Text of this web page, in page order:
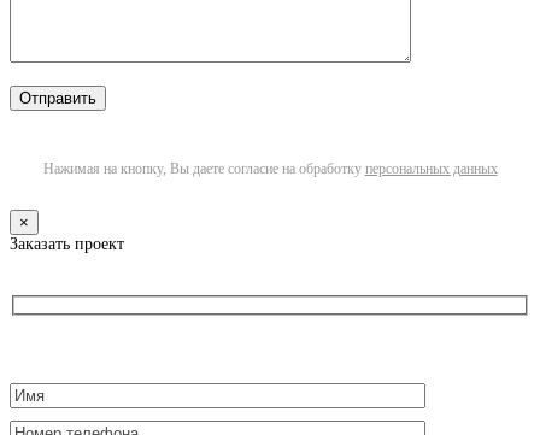
Нажимая на кнопку, Вы даете согласие на обработку персональных данных
×
Заказать проект